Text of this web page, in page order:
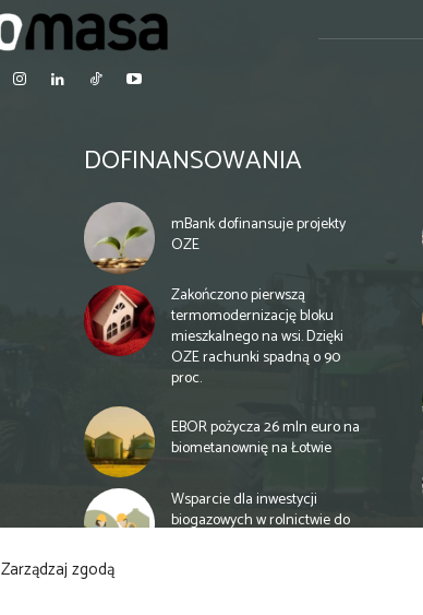
Zarządzaj zgodą
DOFINANSOWANIA
mBank dofinansuje projekty
OZE
Zakończono pierwszą
termomodernizację bloku
mieszkalnego na wsi. Dzięki
OZE rachunki spadną o 90
proc.
EBOR pożycza 26 mln euro na
biometanownię na Łotwie
Wsparcie dla inwestycji
biogazowych w rolnictwie do